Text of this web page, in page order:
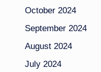
October 2024
September 2024
August 2024
July 2024